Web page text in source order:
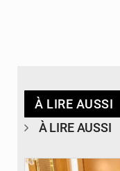
À LIRE AUSSI
À LIRE AUSSI